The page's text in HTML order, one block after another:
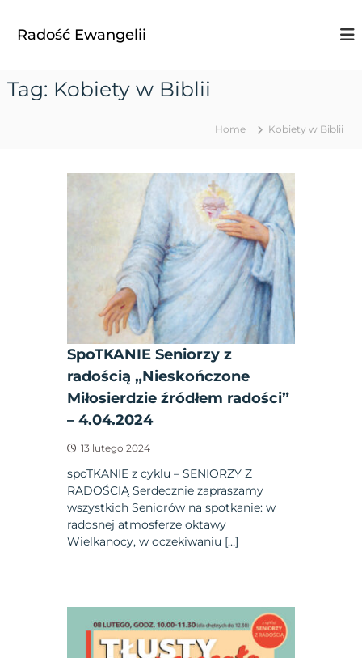
Radość Ewangelii
Tag: Kobiety w Biblii
Home Kobiety w Biblii
SpoTKANIE Seniorzy z
radością „Nieskończone
Miłosierdzie źródłem radości”
– 4.04.2024
13 lutego 2024
spoTKANIE z cyklu – SENIORZY Z
RADOŚCIĄ Serdecznie zapraszamy
wszystkich Seniorów na spotkanie: w
radosnej atmosferze oktawy
Wielkanocy, w oczekiwaniu […]